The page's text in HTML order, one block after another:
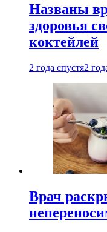
Названы
здоровья
коктейлей
2 года спустя2
Врач